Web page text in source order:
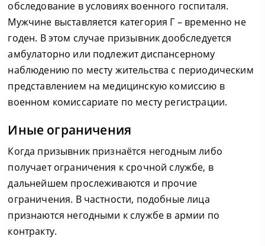
обследование в условиях военного госпиталя.
Мужчине выставляется категория Г – временно не
годен. В этом случае призывник дообследуется
амбулаторно или подлежит диспансерному
наблюдению по месту жительства с периодическим
представлением на медицинскую комиссию в
военном комиссариате по месту регистрации.
Иные ограничения
Когда призывник признаётся негодным либо
получает ограничения к срочной службе, в
дальнейшем прослеживаются и прочие
ограничения. В частности, подобные лица
признаются негодными к службе в армии по
контракту.